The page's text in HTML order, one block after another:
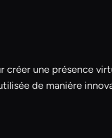
créer une présence
de manière